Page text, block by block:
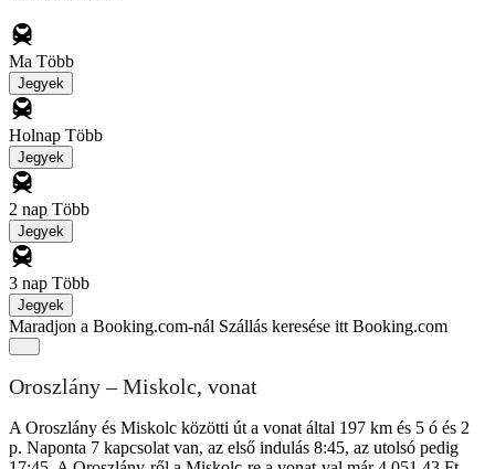
Ma Több
Jegyek
Holnap Több
Jegyek
2 nap Több
Jegyek
3 nap Több
Jegyek
Maradjon a Booking.com-nál Szállás keresése itt Booking.com
Oroszlány – Miskolc, vonat
A Oroszlány és Miskolc közötti út a vonat által 197 km és 5 ó és 2
p. Naponta 7 kapcsolat van, az első indulás 8:45, az utolsó pedig